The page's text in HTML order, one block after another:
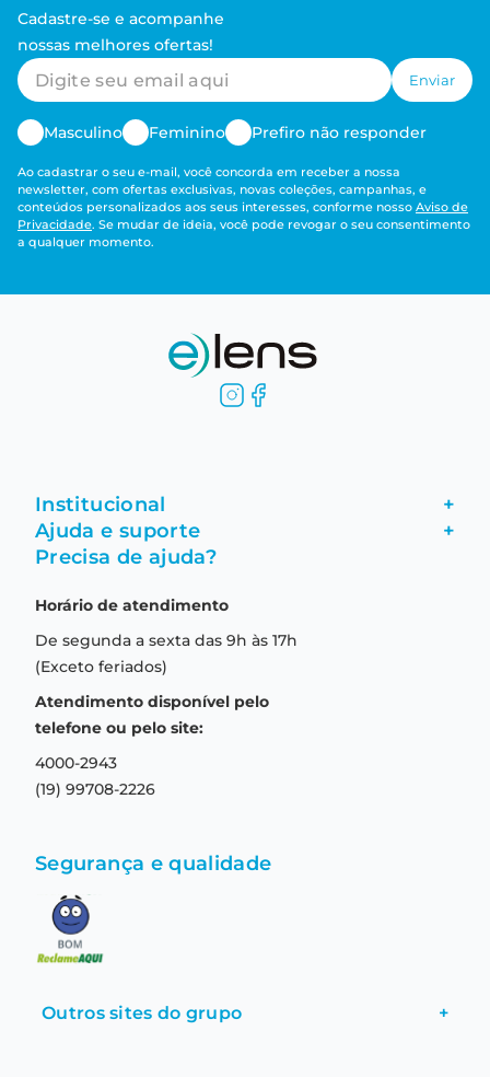
Cadastre-se e acompanhe
nossas melhores ofertas!
Enviar
Masculino Feminino Prefiro não responder
Ao cadastrar o seu e-mail, você concorda em receber a nossa
newsletter, com ofertas exclusivas, novas coleções, campanhas, e
conteúdos personalizados aos seus interesses, conforme nosso Aviso de
Privacidade. Se mudar de ideia, você pode revogar o seu consentimento
a qualquer momento.
Institucional +
Fale conosco
Formas de pagamento
Aviso de privacidade
Termos e condições de uso
Ajuda e suporte +
Garantia
Troca e devolução
Central de relacionamento
Precisa de ajuda?
Horário de atendimento
De segunda a sexta das 9h às 17h
(Exceto feriados)
Atendimento disponível pelo
telefone ou pelo site:
4000-2943
(19) 99708-2226
Segurança e qualidade
Outros sites do grupo +